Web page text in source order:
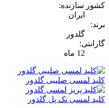
کشور سازنده:
ایران
برند:
گلدور
گارانتی:
12 ماه
کلید لمسی صلیبی گلدور
کلید لمسی تک پل گلدور